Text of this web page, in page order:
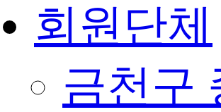
회원단체
금천구